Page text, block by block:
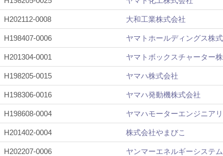
H202112-0008 大和工業株式会社
H198407-0006 ヤマトホールディングス株
H201304-0001 ヤマトボックスチャーター
H198205-0015 ヤマハ株式会社
H198306-0016 ヤマハ発動機株式会社
H198608-0004 ヤマハモーターエンジニア
H201402-0004 株式会社やまびこ
H202207-0006 ヤンマーエネルギーシステ